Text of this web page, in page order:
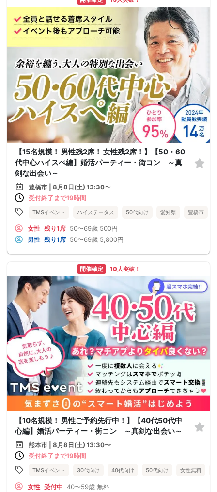
【15名規模！ 男性残2席！ 女性残2席！】【50・60
代中心ハイスぺ編】婚活パーティー・街コン ～真
剣な出会い～
豊橋市 | 8月8日(土) 13:30〜
受付終了まで19時間
TMSイベント ハイステータス 50代向け 愛知県 豊橋市
女性 残り1席 50〜69歳 500円
男性 残り1席 50〜69歳 5,800円
開催確定 10人突破！
【10名規模！ 男性ご予約先行中！】【40代50代中
心編】婚活パーティー・街コン ～真剣な出会い～
熊本市 | 8月8日(土) 13:30〜
受付終了まで19時間
TMSイベント 30代向け 40代向け 50代向け 女性無料
女性 受付中 40〜59歳 無料